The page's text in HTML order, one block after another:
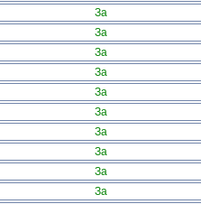
За
За
За
За
За
За
За
За
За
За